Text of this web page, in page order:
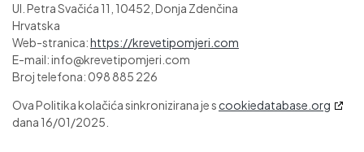
Ul. Petra Svačića 11, 10452, Donja Zdenčina
Hrvatska
Web-stranica:https://krevetipomjeri.com
E-mail:info@krevetipomjeri.com
Broj telefona: 098 885 226
Ova Politika kolačića sinkronizirana je s cookiedatabase.org
dana 16/01/2025.